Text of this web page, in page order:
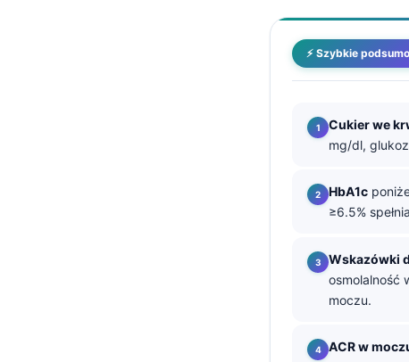
⚡ Szybkie
Cukier we
mg/dl,
HbA1c
≥6.5%
Wskazówki
osmolalność
moczu.
ACR w